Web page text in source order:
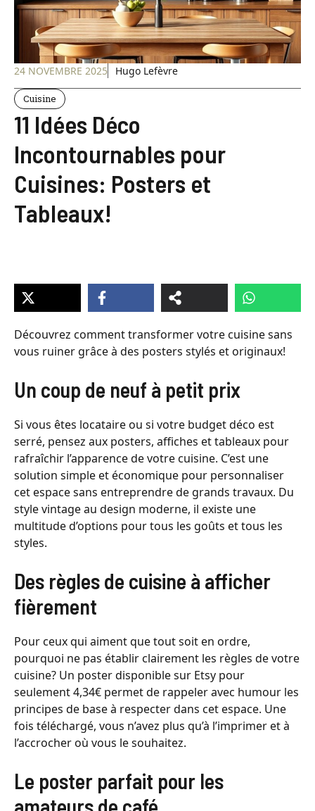
24 NOVEMBRE 2025 Hugo Lefèvre
Cuisine
11 Idées Déco
Incontournables pour
Cuisines: Posters et
Tableaux!
Découvrez comment transformer votre cuisine sans
vous ruiner grâce à des posters stylés et originaux!
Un coup de neuf à petit prix
Si vous êtes locataire ou si votre budget déco est
serré, pensez aux posters, affiches et tableaux pour
rafraîchir l’apparence de votre cuisine. C’est une
solution simple et économique pour personnaliser
cet espace sans entreprendre de grands travaux. Du
style vintage au design moderne, il existe une
multitude d’options pour tous les goûts et tous les
styles.
Des règles de cuisine à afficher
fièrement
Pour ceux qui aiment que tout soit en ordre,
pourquoi ne pas établir clairement les règles de votre
cuisine? Un poster disponible sur Etsy pour
seulement 4,34€ permet de rappeler avec humour les
principes de base à respecter dans cet espace. Une
fois téléchargé, vous n’avez plus qu’à l’imprimer et à
l’accrocher où vous le souhaitez.
Le poster parfait pour les